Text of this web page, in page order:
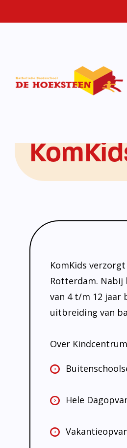
KomKids
Rotterdam. Nabij
van 4 t/m 12 jaar
uitbreiding van
Over
Hele